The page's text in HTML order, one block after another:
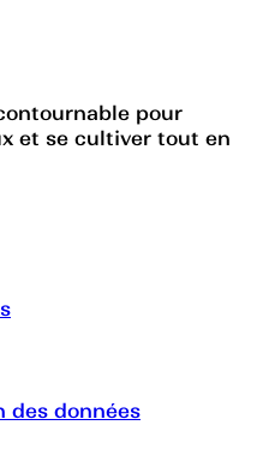
pour
et se cultiver tout en
des données